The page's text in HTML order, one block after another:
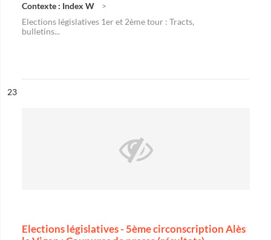
Contexte : Index W
Elections législatives 1er et 2ème tour : Tracts,
bulletins...
n°
23
Elections législatives - 5ème circonscription Alès